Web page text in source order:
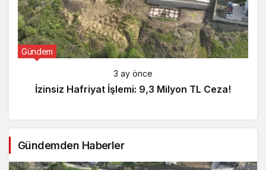
Gündem
3 ay önce
İzinsiz Hafriyat İşlemi: 9,3 Milyon TL Ceza!
Gündemden Haberler